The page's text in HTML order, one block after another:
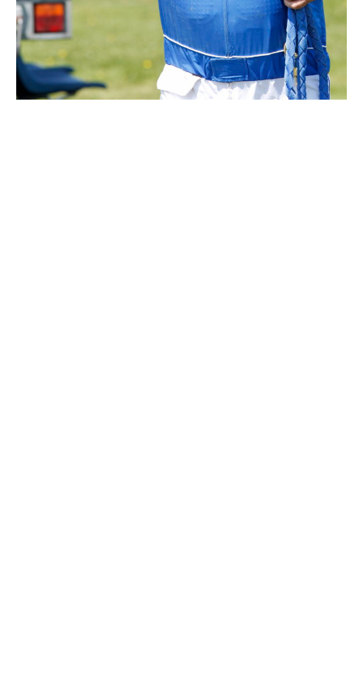
Åby Stora Pris 2026
Supertorsdag för företag
Supertorsdag
Ponnytravtävlingar